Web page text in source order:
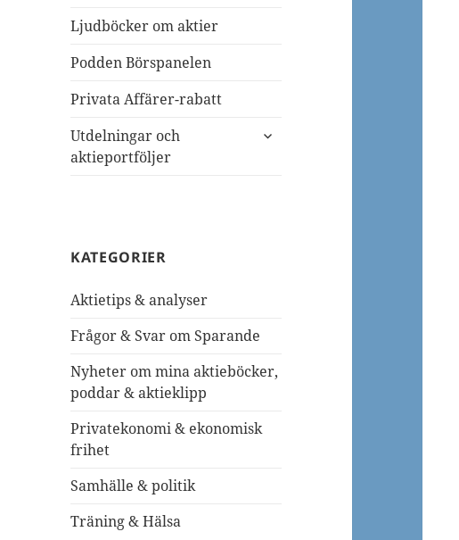
Ljudböcker om aktier
Podden Börspanelen
Privata Affärer-rabatt
Utdelningar och
aktieportföljer
expandera
KATEGORIER
Aktietips & analyser
Frågor & Svar om Sparande
Nyheter om mina aktieböcker,
poddar & aktieklipp
Privatekonomi & ekonomisk
frihet
Samhälle & politik
Träning & Hälsa